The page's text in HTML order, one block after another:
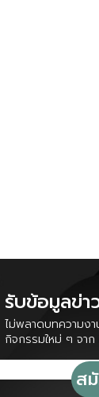
รับข้อมูลข่า
ไม่พลาดบทความงา
กิจกรรมใหม่ ๆ จา